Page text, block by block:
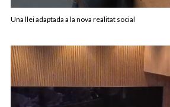
Una llei adaptada a la nova realitat social